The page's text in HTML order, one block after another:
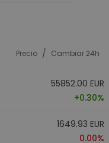
Precio / Cambiar 24h
55852.00 EUR
+0.30%
1649.93 EUR
0.00%